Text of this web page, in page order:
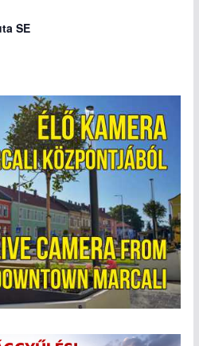
SE